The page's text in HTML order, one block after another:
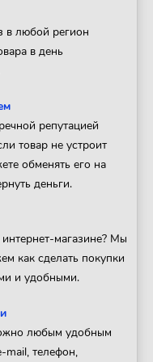
в любой регион
в день
репутацией
товар не устроит
обменять его на
деньги.
магазине? Мы
как сделать покупки
и удобными.
любым удобным
mail, телефон,